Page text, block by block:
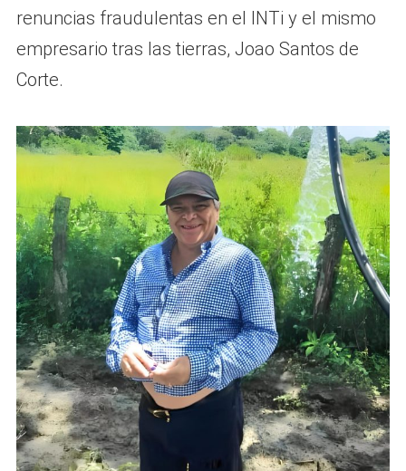
renuncias fraudulentas en el INTi y el mismo
empresario tras las tierras, Joao Santos de
Corte.